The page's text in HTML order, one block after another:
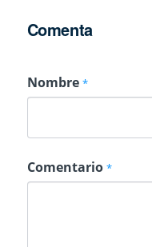
Comenta
Nombre *
Comentario *